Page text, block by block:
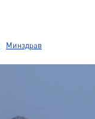
Минздрав